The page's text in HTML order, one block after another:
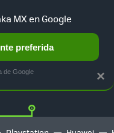
Twitter
×
MX en Google
preferida
de Google